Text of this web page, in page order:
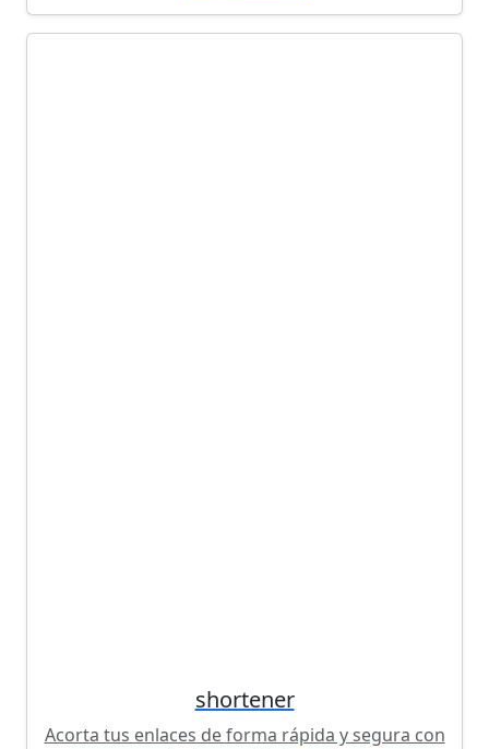
shortener
Acorta tus enlaces de forma rápida y segura con